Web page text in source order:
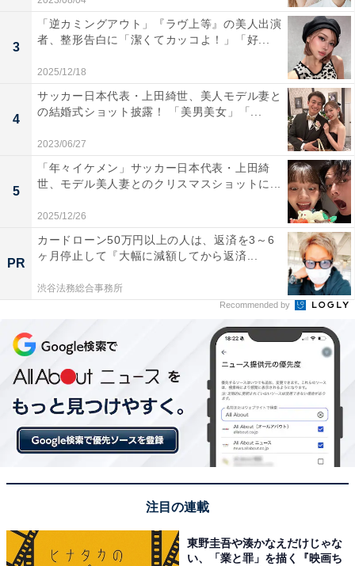
3
「逆カミングアウト」『ラヴ上等』の美人出演
者、整形告白に「潔くてカッコよ！」「好...
2025/12/18
4
サッカー日本代表・上田綺世、美人モデル妻と
の結婚式ショット披露！ 「美男美女」「...
2023/06/27
5
「年々イケメン」サッカー日本代表・上田綺
世、モデル美人妻とのクリスマスショットに...
2025/12/26
PR
カードローン50万円以上の人は、返済を3～6
ヶ月停止して『大幅に減額してから返済...
渋谷法務総合事務所
Recommended by
注目の連載
東野圭吾や湊かなえだけじゃな
い、「業と罪」を描く『映画ち